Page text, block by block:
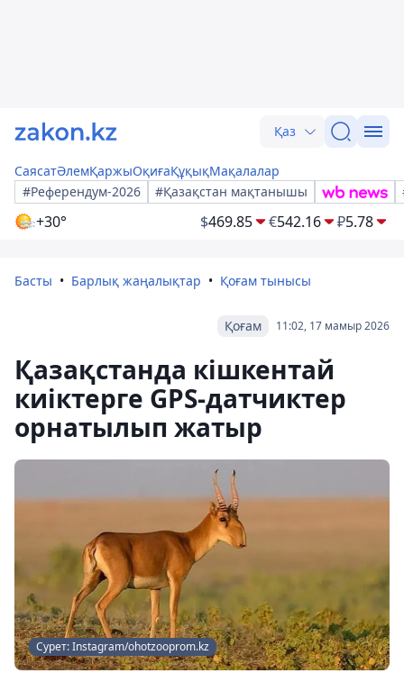
Қаз
СаясатӘлемҚаржыОқиғаҚұқықМақалалар
#Референдум-2026
#Қазақстан мақтанышы
+30° $469.85 €542.16 ₽5.78
Басты Барлық жаңалықтар Қоғам тынысы
11:02, 17 мамыр 2026
Қоғам
Қазақстанда кішкентай
киіктерге GPS-датчиктер
орнатылып жатыр
Сурет: Instagram/ohotzooprom.kz